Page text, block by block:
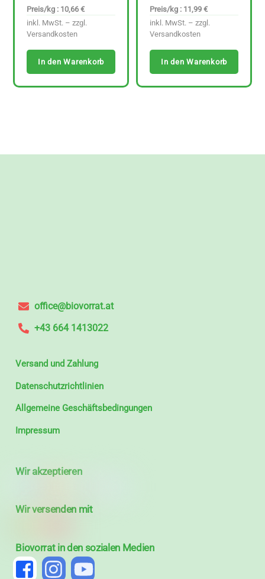
Preis/kg : 10,66 €
inkl. MwSt. – zzgl.
Versandkosten
In den Warenkorb
Preis/kg : 11,99 €
inkl. MwSt. – zzgl.
Versandkosten
In den Warenkorb
office@biovorrat.at
+43 664 1413022
Versand und Zahlung
Datenschutzrichtlinien
Allgemeine Geschäftsbedingungen
Impressum
Wir akzeptieren
Wir versenden mit
Biovorrat in den sozialen Medien